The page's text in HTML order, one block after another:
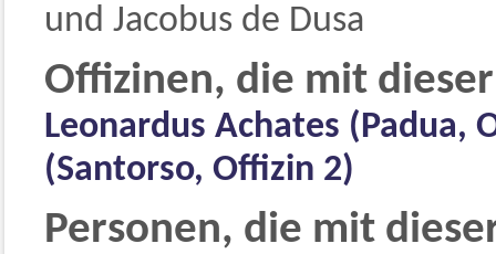
und Jacobus de Dusa
Offizinen, die mit
Leonardus Achates (Padua,
(Santorso, Offizin 2)
Personen, die mit